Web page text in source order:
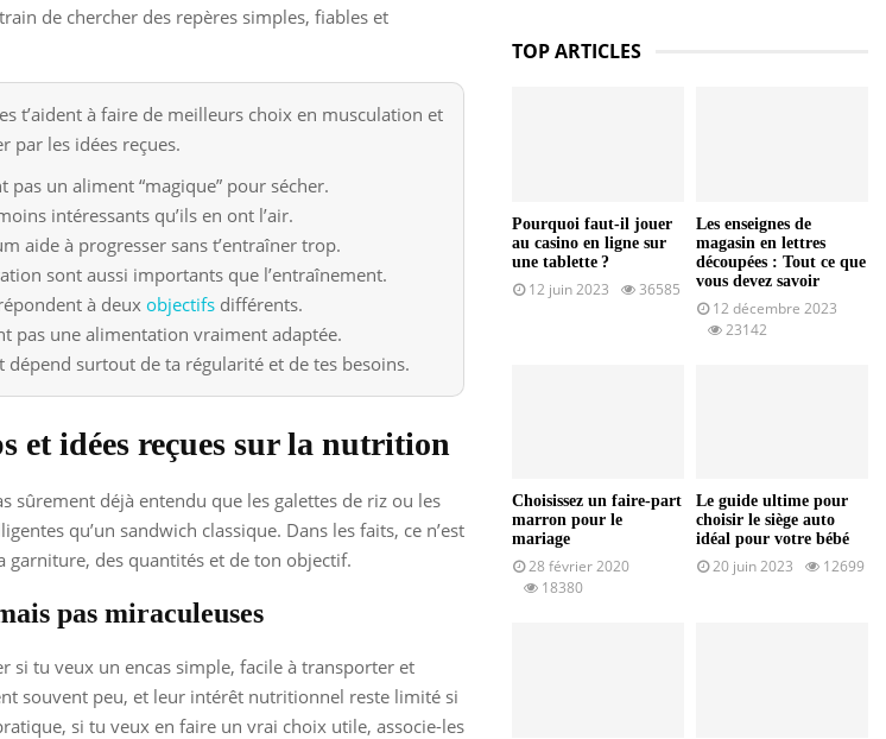
de chercher des repères simples, fiables et
t’aident à faire de meilleurs choix en musculation et
par les idées reçues.
pas un aliment “magique” pour sécher.
intéressants qu’ils en ont l’air.
aide à progresser sans t’entraîner trop.
sont aussi importants que l’entraînement.
à deux objectifs différents.
pas une alimentation vraiment adaptée.
dépend surtout de ta régularité et de tes besoins.
et idées reçues sur la nutrition
sûrement déjà entendu que les galettes de riz ou les
qu’un sandwich classique. Dans les faits, ce n’est
garniture, des quantités et de ton objectif.
pas miraculeuses
si tu veux un encas simple, facile à transporter et
souvent peu, et leur intérêt nutritionnel reste limité si
si tu veux en faire un vrai choix utile, associe-les
TOP ARTICLES
Pourquoi faut-il jouer
au casino en ligne sur
une tablette ?
12 juin 2023 36585
Les enseignes de
magasin en lettres
découpées : Tout ce que
vous devez savoir
12 décembre 2023
23142
Choisissez un faire-part
marron pour le
mariage
28 février 2020
18380
Le guide ultime pour
choisir le siège auto
idéal pour votre bébé
20 juin 2023 12699